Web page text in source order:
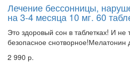
Лечение бессонницы,
на 3-4 месяца 10 мг. 60
Это здоровый сон в таблетках! И не
безопасное снотворное!Мелатонин
2 990 р.